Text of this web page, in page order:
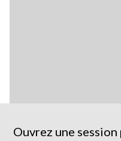
Ouvrez une